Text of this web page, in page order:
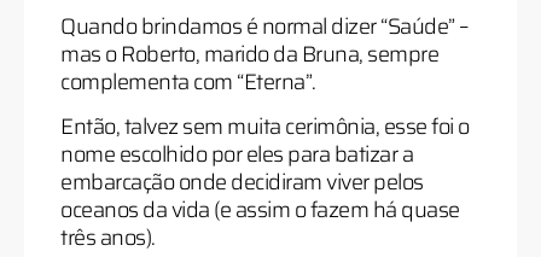
Quando brindamos é normal dizer “Saúde” –
mas o Roberto, marido da Bruna, sempre
complementa com “Eterna”.
Então, talvez sem muita cerimônia, esse foi o
nome escolhido por eles para batizar a
embarcação onde decidiram viver pelos
oceanos da vida (e assim o fazem há quase
três anos).